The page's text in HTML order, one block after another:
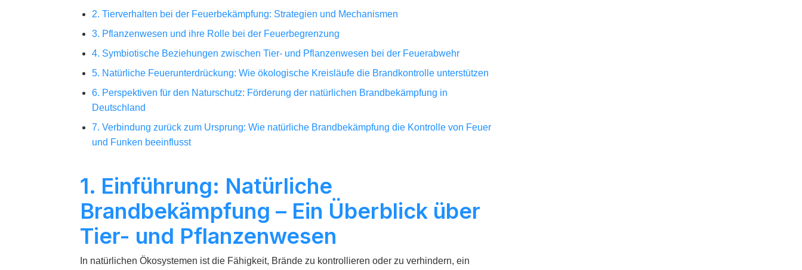
2. Tierverhalten bei der Feuerbekämpfung: Strategien und Mechanismen
3. Pflanzenwesen und ihre Rolle bei der Feuerbegrenzung
4. Symbiotische Beziehungen zwischen Tier- und Pflanzenwesen bei der Feuerabwehr
5. Natürliche Feuerunterdrückung: Wie ökologische Kreisläufe die Brandkontrolle unterstützen
6. Perspektiven für den Naturschutz: Förderung der natürlichen Brandbekämpfung in
Deutschland
7. Verbindung zurück zum Ursprung: Wie natürliche Brandbekämpfung die Kontrolle von Feuer
und Funken beeinflusst
1. Einführung: Natürliche
Brandbekämpfung – Ein Überblick über
Tier- und Pflanzenwesen
In natürlichen Ökosystemen ist die Fähigkeit, Brände zu kontrollieren oder zu verhindern, ein